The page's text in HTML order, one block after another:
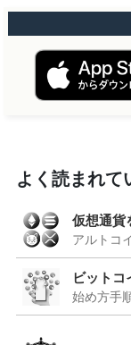
よく読まれて
仮想通貨
アルトコ
ビットコ
始め方手